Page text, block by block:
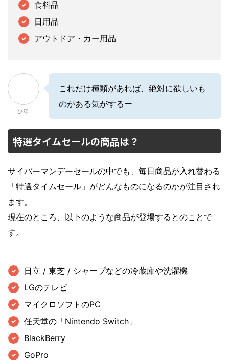
食料品
日用品
アウトドア・カー用品
少年
これだけ種類があれば、絶対に欲しいも
のがある気がするー
特選タイムセールの商品は？
サイバーマンデーセールの中でも、毎日商品が入れ替わる
「特選タイムセール」がどんなものになるのかが注目され
ます。
現在のところ、以下のような商品が登場するとのことで
す。
日立 / 東芝 / シャープなどの冷蔵庫や洗濯機
LGのテレビ
マイクロソフトのPC
任天堂の「Nintendo Switch」
BlackBerry
GoPro